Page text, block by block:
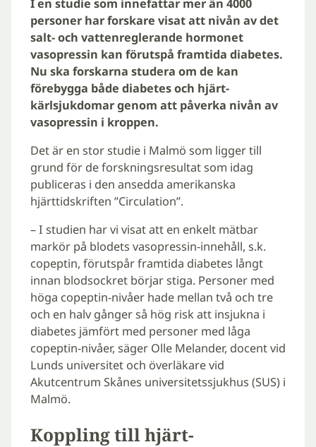
I en studie som innefattar mer än 4000
personer har forskare visat att nivån av det
salt- och vattenreglerande hormonet
vasopressin kan förutspå framtida diabetes.
Nu ska forskarna studera om de kan
förebygga både diabetes och hjärt-
kärlsjukdomar genom att påverka nivån av
vasopressin i kroppen.
Det är en stor studie i Malmö som ligger till
grund för de forskningsresultat som idag
publiceras i den ansedda amerikanska
hjärttidskriften ”Circulation”.
– I studien har vi visat att en enkelt mätbar
markör på blodets vasopressin-innehåll, s.k.
copeptin, förutspår framtida diabetes långt
innan blodsockret börjar stiga. Personer med
höga copeptin-nivåer hade mellan två och tre
och en halv gånger så hög risk att insjukna i
diabetes jämfört med personer med låga
copeptin-nivåer, säger Olle Melander, docent vid
Lunds universitet och överläkare vid
Akutcentrum Skånes universitetssjukhus (SUS) i
Malmö.
Koppling till hjärt-